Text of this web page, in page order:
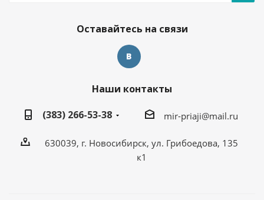
Оставайтесь на связи
Наши контакты
(383) 266-53-38
mir-priaji@mail.ru
630039, г. Новосибирск, ул. Грибоедова, 135
к1